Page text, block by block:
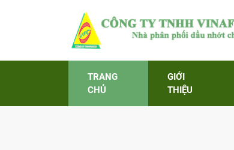
TRANG
CHỦ
GIỚI
THIỆU